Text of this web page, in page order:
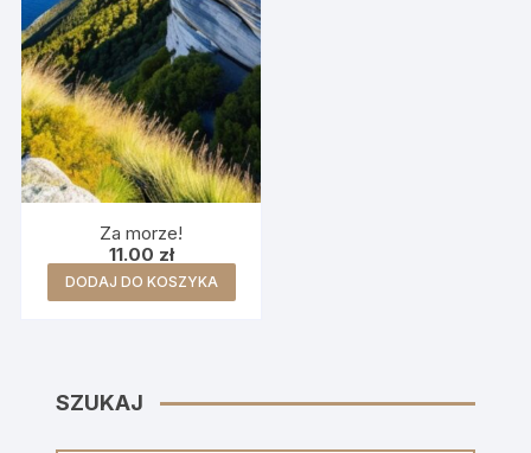
Za morze!
11.00 zł
DODAJ DO KOSZYKA
SZUKAJ